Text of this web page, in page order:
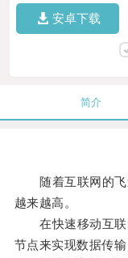
安卓下载
简介
随着互联网的飞
越来越高。
在快速移动互联
节点来实现数据传